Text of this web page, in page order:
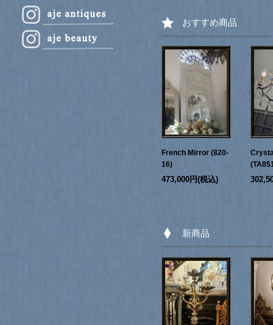
おすすめ商品
French Mirror (820-
16)
473,000円(税込)
新商品